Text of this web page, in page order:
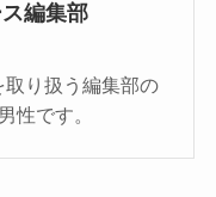
編集部
り扱う編集部の
性です。